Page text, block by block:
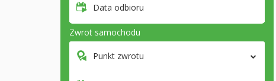
Data odbioru
Zwrot samochodu
Punkt zwrotu